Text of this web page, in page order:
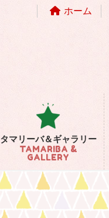
ホーム
タマリーバ＆ギャラリー
TAMARIBA &
GALLERY